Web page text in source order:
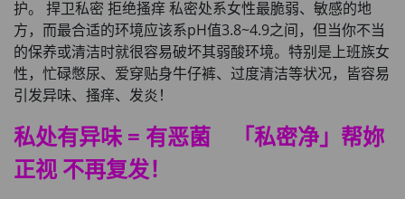
护。 捍卫私密 拒绝搔痒 私密处系女性最脆弱、敏感的地
方，而最合适的环境应该系pH值3.8~4.9之间，但当你不当
的保养或清洁时就很容易破坏其弱酸环境。特别是上班族女
性，忙碌憋尿、爱穿贴身牛仔裤、过度清洁等状况，皆容易
引发异味、搔痒、发炎！
私处有异味 = 有恶菌 「私密净」帮妳
正视 不再复发！